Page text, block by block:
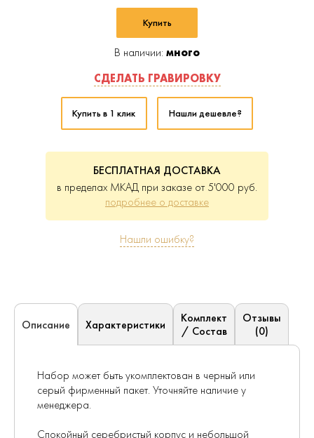
Купить
В наличии: много
СДЕЛАТЬ ГРАВИРОВКУ
Купить в 1 клик Нашли дешевле?
БЕСПЛАТНАЯ ДОСТАВКА
в пределах МКАД при заказе от 5'000 руб.
подробнее о доставке
Нашли ошибку?
Описание Характеристики
Комплект
/ Состав
Отзывы
(0)
Набор может быть укомплектован в черный или
серый фирменный пакет. Уточняйте наличие у
менеджера.
Спокойный серебристый корпус и небольшой